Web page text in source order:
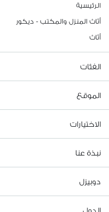
الرئيسية
أثاث المنزل والمكتب - ديكور
أثاث
الفئات
الموقع
الاختيارات
نبذة عنا
دوبيزل